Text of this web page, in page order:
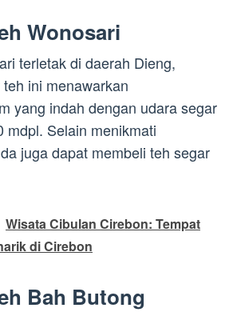
Wonosari
terletak di daerah Dieng,
ini menawarkan
yang indah dengan udara segar
mdpl. Selain menikmati
juga dapat membeli teh segar
Wisata Cibulan Cirebon: Tempat
di Cirebon
Bah Butong